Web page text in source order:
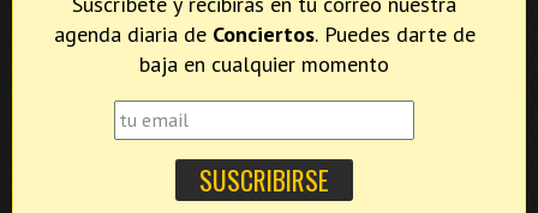
agenda diaria de Conciertos. Puedes darte de
baja en cualquier momento